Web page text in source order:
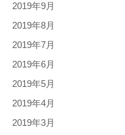
2019年9月
2019年8月
2019年7月
2019年6月
2019年5月
2019年4月
2019年3月